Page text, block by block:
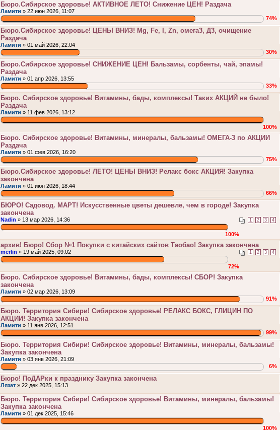
Бюро.Сибирское здоровье! АКТИВНОЕ ЛЕТО! Снижение ЦЕН! Раздача
Ламити » 22 июн 2026, 11:07
. 74%
Бюро.Сибирское здоровье! ЦЕНЫ ВНИЗ! Мg, Fe, I, Zn, омега3, Д3, очищение
Раздача
Ламити » 01 май 2026, 22:04
. 30%
Бюро.Сибирское здоровье! СНИЖЕНИЕ ЦЕН! Бальзамы, сорбенты, чай, эпамы!
Раздача
Ламити » 01 апр 2026, 13:55
. 33%
Бюро. Сибирское здоровье! Витамины, бады, комплексы! Таких АКЦИЙ не было!
Раздача
Ламити » 11 фев 2026, 13:12
.
100%
Бюро. Сибирское здоровье! Витамины, минералы, бальзамы! ОМЕГА-3 по АКЦИИ
Раздача
Ламити » 01 фев 2026, 16:20
. 75%
Бюро.Сибирское здоровье! ЛЕТО! ЦЕНЫ ВНИЗ! Релакс бокс АКЦИЯ! Закупка
закончена
Ламити » 01 июн 2026, 18:44
. 66%
БЮРО! Садовод. МАРТ! Искусственные цветы дешевле, чем в городе! Закупка
закончена
1 2 3 4
Nadin » 13 мар 2026, 14:36
.
100%
архив! Бюро! Сбор №1 Покупки с китайских сайтов Таобао! Закупка закончена
1 2 3 4
merlin » 19 май 2025, 09:02
.
72%
Бюро. Сибирское здоровье! Витамины, бады, комплексы! СБОР! Закупка
закончена
Ламити » 02 мар 2026, 13:09
. 91%
Бюро. Территория Сибири! Сибирское здоровье! РЕЛАКС БОКС, ГЛИЦИН ПО
АКЦИИ! Закупка закончена
Ламити » 11 янв 2026, 12:51
. 99%
Бюро. Территория Сибири! Сибирское здоровье! Витамины, минералы, бальзамы!
Закупка закончена
Ламити » 03 янв 2026, 21:09
. 6%
Бюро! ПоДАРки к празднику Закупка закончена
Лязат » 22 дек 2025, 15:13
Бюро. Территория Сибири! Сибирское здоровье! Витамины, минералы, бальзамы!
Закупка закончена
Ламити » 01 дек 2025, 15:46
.
100%